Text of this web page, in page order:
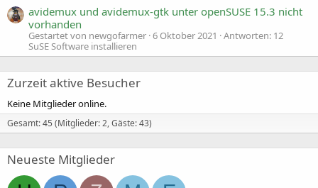
avidemux und avidemux-gtk unter openSUSE 15.3 nicht
vorhanden
Gestartet von newgofarmer 6 Oktober 2021
Antworten: 12
SuSE Software installieren
Zurzeit aktive Besucher
Keine Mitglieder online.
Gesamt: 45 (Mitglieder: 2, Gäste: 43)
Neueste Mitglieder